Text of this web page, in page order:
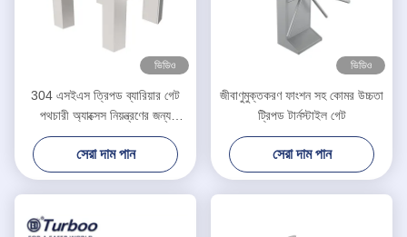
ভিডিও
304 এসইএস ত্রিপড ব্যারিয়ার গেট
পথচারী অ্যাক্সেস নিয়ন্ত্রণের জন্য
টার্নস্টাইল
সেরা দাম পান
ভিডিও
জীবাণুমুক্তকরণ ফাংশন সহ কোমর উচ্চতা
ট্রিপড টার্নস্টাইল গেট
সেরা দাম পান